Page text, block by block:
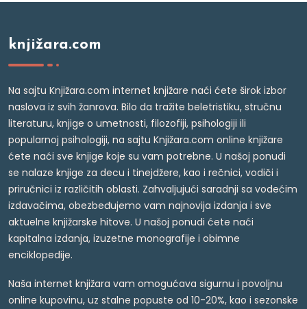
knjižara.com
Na sajtu Knjižara.com internet knjižare naći ćete širok izbor
naslova iz svih žanrova. Bilo da tražite beletristiku, stručnu
literaturu, knjige o umetnosti, filozofiji, psihologiji ili
popularnoj psihologiji, na sajtu Knjižara.com online knjižare
ćete naći sve knjige koje su vam potrebne. U našoj ponudi
se nalaze knjige za decu i tinejdžere, kao i rečnici, vodiči i
priručnici iz različitih oblasti. Zahvaljujući saradnji sa vodećim
izdavačima, obezbeđujemo vam najnovija izdanja i sve
aktuelne knjižarske hitove. U našoj ponudi ćete naći
kapitalna izdanja, izuzetne monografije i obimne
enciklopedije.
Naša internet knjižara vam omogućava sigurnu i povoljnu
online kupovinu, uz stalne popuste od 10-20%, kao i sezonske